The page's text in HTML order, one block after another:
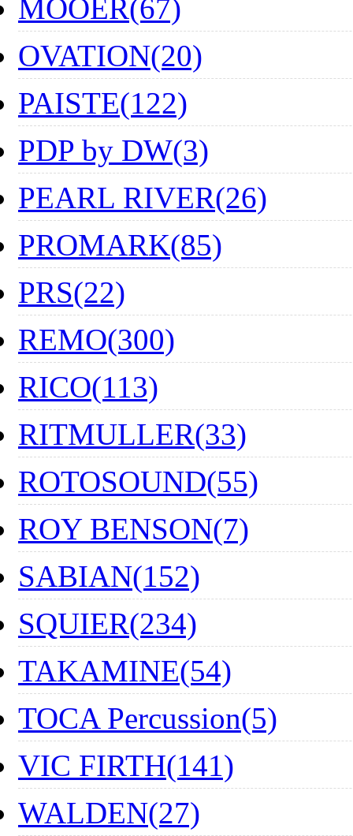
MOOER(67)
OVATION(20)
PAISTE(122)
PDP by DW(3)
PEARL RIVER(26)
PROMARK(85)
PRS(22)
REMO(300)
RICO(113)
RITMULLER(33)
ROTOSOUND(55)
ROY BENSON(7)
SABIAN(152)
SQUIER(234)
TAKAMINE(54)
TOCA Percussion(5)
VIC FIRTH(141)
WALDEN(27)